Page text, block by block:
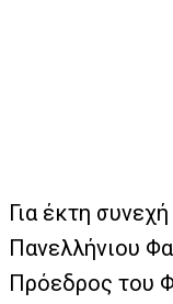
Για έκτη
Πανελλήνιου
Πρόεδρος του